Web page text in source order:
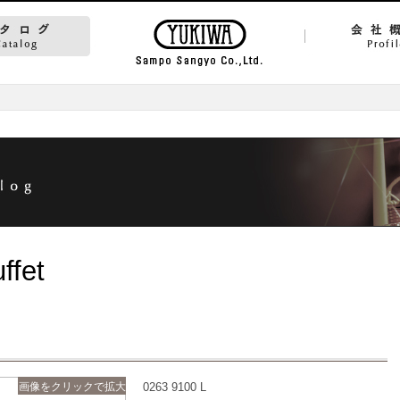
画像をクリックで拡大 0263 9100 L